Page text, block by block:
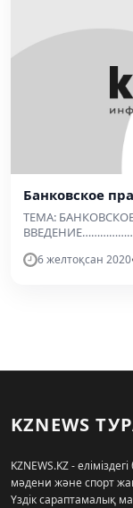
Банковское
ТЕМА:
6 желтоқсан 2020
KZNEWS
KZNEWS.KZ -
мәдени және спорт
Үздік сараптамалық